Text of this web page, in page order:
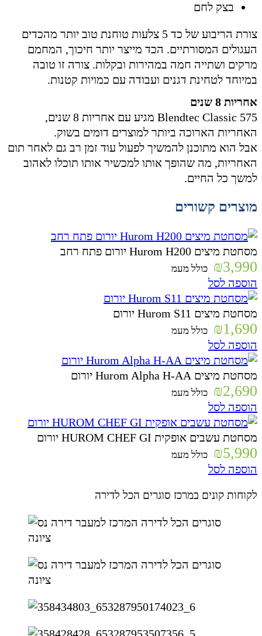
בצק לחם
צורת הריבוע של כד 5 צלעות טוחנת טוב יותר מהכדים
העגולים המסורתיים. הכד מייצר יותר חיכוך, המחמם
מרקים ושתייה חמה במהירות ובקלות. צורה זו טובה
במיוחד לטחינת דגנים ועבודה עם כמויות קטנות.
אחריות 8 שנים
Blendtec Classic 575 מגיע עם אחריות 8 שנים,
האחריות הארוכה ביותר למוצרים דומים בשוק.
אבל הוא מתוכנן להמשיך לפעול עוד זמן רב גם לאחר תום
האחריות, מה שהופך אותו למכשיר אותו תוכלו לאהוב
למשך כל החיים.
מוצרים קשורים
מסחטת מיצים Hurom H200 יורום פתח רחב
₪3,990 כולל מעמ
הוספה לסל
מסחטת ‏מיצים Hurom S11 יורום
₪1,690 כולל מעמ
הוספה לסל
מסחטת מיצים Hurom Alpha H-AA יורום
₪2,690 כולל מעמ
הוספה לסל
מסחטת עשבים אופקית HUROM CHEF GI יורום
₪5,990 כולל מעמ
הוספה לסל
לקוחות קונים במרכז סוגרים הכל לדירה